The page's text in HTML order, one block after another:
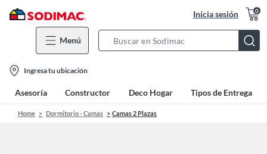
Inicia sesión 0
Menú
Bar
location-
icon
Ingresa tu ubicación
Asesoría Constructor Deco Hogar Tipos de Entrega
Home Dormitorio - Camas Camas 2 Plazas